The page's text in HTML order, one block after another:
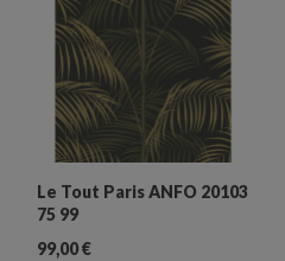
Le Tout Paris ANFO 20103
75 99
99,00€